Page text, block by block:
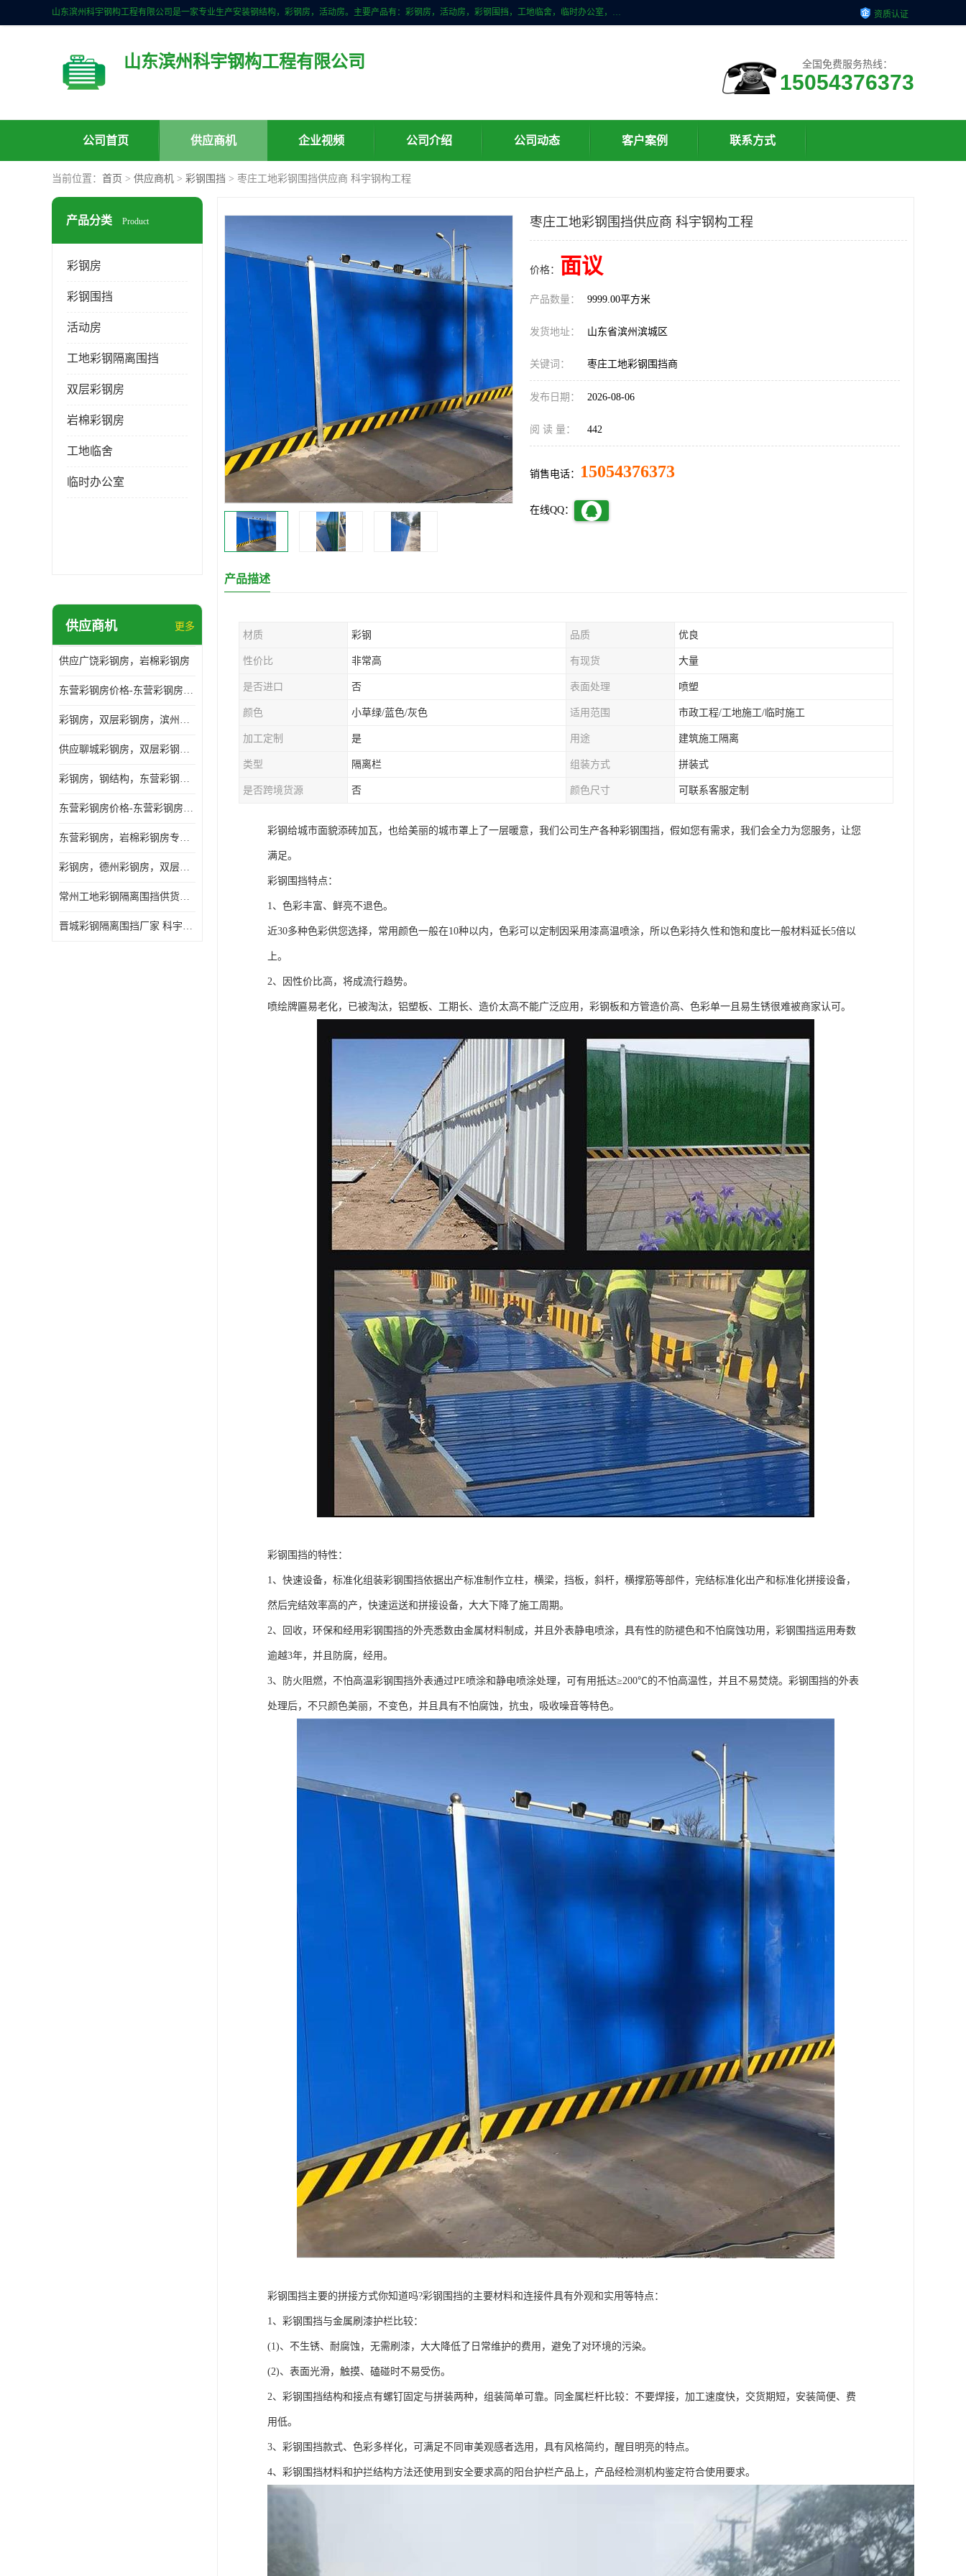
山东滨州科宇钢构工程有限公司是一家专业生产安装钢结构，彩钢房，活动房。主要产品有：彩钢房，活动房，彩钢围挡，工地临舍，临时办公室，民用建筑等生成安装；我们一贯坚持；诚信经营，薄利多销的经营理念。愿与广大的新老客户共创美好未来 资质认证
山东滨州科宇钢构工程有限公司 全国免费服务热线：
15054376373
公司首页 供应商机 企业视频 公司介绍 公司动态 客户案例 联系方式
当前位置： 首页 > 供应商机 > 彩钢围挡 > 枣庄工地彩钢围挡供应商 科宇钢构工程
产品分类 Product
彩钢房
彩钢围挡
活动房
工地彩钢隔离围挡
双层彩钢房
岩棉彩钢房
工地临舍
临时办公室
供应商机 更多
供应广饶彩钢房，岩棉彩钢房
东营彩钢房价格-东营彩钢房厂家-东营防火彩钢房
彩钢房，双层彩钢房，滨州彩钢房，雅致房，轻钢结构
供应聊城彩钢房，双层彩钢房，岩棉彩钢房，彩钢快装房
彩钢房，钢结构，东营彩钢房，双层彩钢房，施工围挡
东营彩钢房价格-东营彩钢房批发
东营彩钢房，岩棉彩钢房专业制作安装
彩钢房，德州彩钢房，双层彩钢房，岩棉彩钢房供应商
常州工地彩钢隔离围挡供货商 科宇钢构工程
晋城彩钢隔离围挡厂家 科宇钢构工程
枣庄工地彩钢围挡供应商 科宇钢构工程
价格： 面议
产品数量： 9999.00平方米
发货地址： 山东省滨州滨城区
关键词： 枣庄工地彩钢围挡商
发布日期： 2026-08-06
阅 读 量： 442
销售电话： 15054376373
在线QQ：
产品描述
材质 彩钢 品质 优良
性价比 非常高 有现货 大量
是否进口 否 表面处理 喷塑
颜色 小草绿/蓝色/灰色 适用范围 市政工程/工地施工/临时施工
加工定制 是 用途 建筑施工隔离
类型 隔离栏 组装方式 拼装式
是否跨境货源 否 颜色尺寸 可联系客服定制
彩钢给城市面貌添砖加瓦，也给美丽的城市罩上了一层暖意，我们公司生产各种彩钢围挡，假如您有需求，我们会全力为您服务，让您
满足。
彩钢围挡特点：
1、色彩丰富、鲜亮不退色。
近30多种色彩供您选择，常用颜色一般在10种以内，色彩可以定制因采用漆高温喷涂，所以色彩持久性和饱和度比一般材料延长5倍以
上。
2、因性价比高，将成流行趋势。
喷绘牌匾易老化，已被淘汰，铝塑板、工期长、造价太高不能广泛应用，彩钢板和方管造价高、色彩单一且易生锈很难被商家认可。
彩钢围挡的特性：
1、快速设备，标准化组装彩钢围挡依据出产标准制作立柱，横梁，挡板，斜杆，横撑筋等部件，完结标准化出产和标准化拼接设备，
然后完结效率高的产，快速运送和拼接设备，大大下降了施工周期。
2、回收，环保和经用彩钢围挡的外壳悉数由金属材料制成，并且外表静电喷涂，具有性的防褪色和不怕腐蚀功用，彩钢围挡运用寿数
逾越3年，并且防腐，经用。
3、防火阻燃，不怕高温彩钢围挡外表通过PE喷涂和静电喷涂处理，可有用抵达≥200℃的不怕高温性，并且不易焚烧。彩钢围挡的外表
处理后，不只颜色美丽，不变色，并且具有不怕腐蚀，抗虫，吸收噪音等特色。
彩钢围挡主要的拼接方式你知道吗?彩钢围挡的主要材料和连接件具有外观和实用等特点：
1、彩钢围挡与金属刷漆护栏比较：
(1)、不生锈、耐腐蚀，无需刷漆，大大降低了日常维护的费用，避免了对环境的污染。
(2)、表面光滑，触摸、磕碰时不易受伤。
2、彩钢围挡结构和接点有螺钉固定与拼装两种，组装简单可靠。同金属栏杆比较：不要焊接，加工速度快，交货期短，安装简便、费
用低。
3、彩钢围挡款式、色彩多样化，可满足不同审美观感者选用，具有风格简约，醒目明亮的特点。
4、彩钢围挡材料和护拦结构方法还使用到安全要求高的阳台护栏产品上，产品经检测机构鉴定符合使用要求。